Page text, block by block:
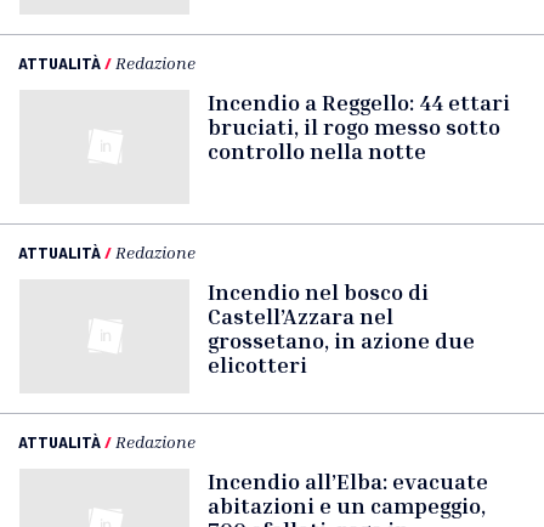
ATTUALITÀ/ Redazione
Incendio a Reggello: 44 ettari
bruciati, il rogo messo sotto
controllo nella notte
ATTUALITÀ/ Redazione
Incendio nel bosco di
Castell’Azzara nel
grossetano, in azione due
elicotteri
ATTUALITÀ/ Redazione
Incendio all’Elba: evacuate
abitazioni e un campeggio,